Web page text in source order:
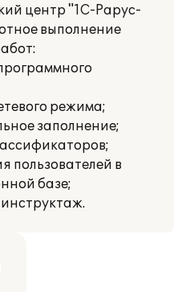
центр "1С-Рарус-
выполнение
режима;
заполнение;
пользователей в
базе;